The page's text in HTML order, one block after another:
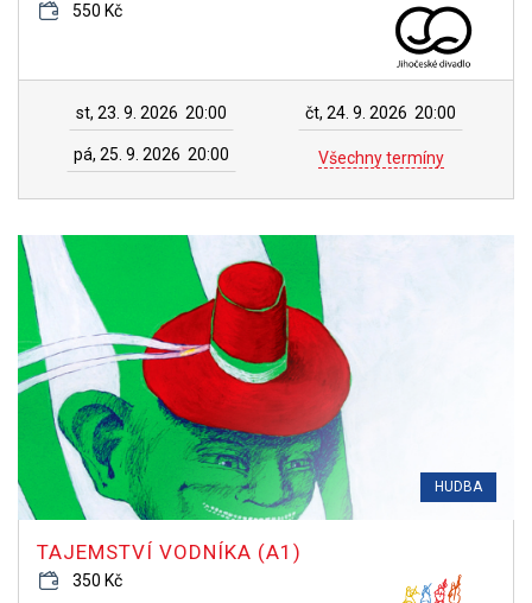
550 Kč
st, 23. 9. 2026 20:00 čt, 24. 9. 2026 20:00
pá, 25. 9. 2026 20:00 Všechny termíny
HUDBA
TAJEMSTVÍ VODNÍKA (A1)
350 Kč